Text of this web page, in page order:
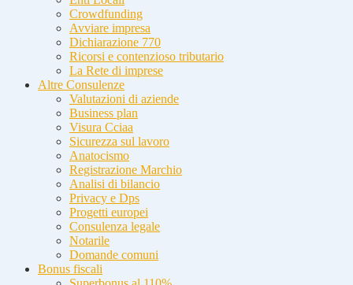
Crowdfunding
Avviare impresa
Dichiarazione 770
Ricorsi e contenzioso tributario
La Rete di imprese
Altre Consulenze
Valutazioni di aziende
Business plan
Visura Cciaa
Sicurezza sul lavoro
Anatocismo
Registrazione Marchio
Analisi di bilancio
Privacy e Dps
Progetti europei
Consulenza legale
Notarile
Domande comuni
Bonus fiscali